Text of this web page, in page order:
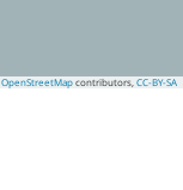
OpenStreetMap contributors, CC-BY-SA